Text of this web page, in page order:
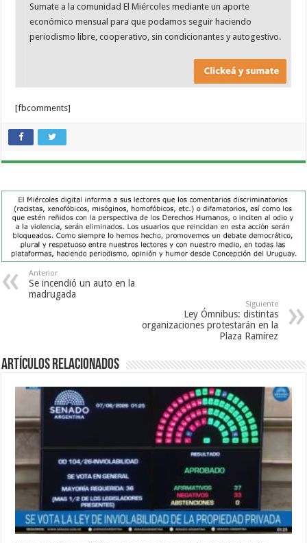
Sumate a la comunidad El Miércoles mediante un aporte
económico mensual para que podamos seguir haciendo
periodismo libre, cooperativo, sin condicionantes y autogestivo.
[fbcomments]
Anterior
Se incendió un auto en la
madrugada
Siguiente
Ley Ómnibus: distintas
organizaciones protestarán en la
Plaza Ramírez
Artículos Relacionados